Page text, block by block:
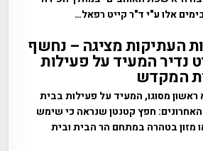
אלו ע"י ד"ר קייט רפאל…
העתיקות מציגה – נחשף
נדיר המעיד על פעילות
המקדש
מסוגו, המעיד על פעילות בבית
חפץ קטנטן שנראה כי שימש
מזון בטהרה במתחם הר הבית ובית